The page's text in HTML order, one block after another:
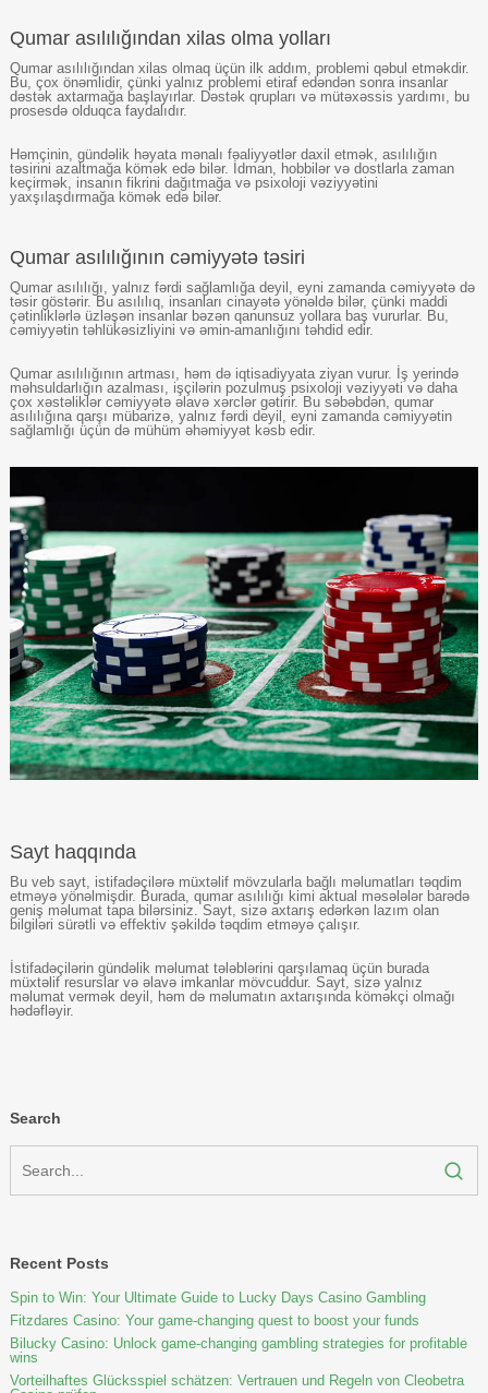
Qumar asılılığından xilas olma yolları
Qumar asılılığından xilas olmaq üçün ilk addım, problemi qəbul etməkdir.
Bu, çox önəmlidir, çünki yalnız problemi etiraf edəndən sonra insanlar
dəstək axtarmağa başlayırlar. Dəstək qrupları və mütəxəssis yardımı, bu
prosesdə olduqca faydalıdır.
Həmçinin, gündəlik həyata mənalı fəaliyyətlər daxil etmək, asılılığın
təsirini azaltmağa kömək edə bilər. İdman, hobbilər və dostlarla zaman
keçirmək, insanın fikrini dağıtmağa və psixoloji vəziyyətini
yaxşılaşdırmağa kömək edə bilər.
Qumar asılılığının cəmiyyətə təsiri
Qumar asılılığı, yalnız fərdi sağlamlığa deyil, eyni zamanda cəmiyyətə də
təsir göstərir. Bu asılılıq, insanları cinayətə yönəldə bilər, çünki maddi
çətinliklərlə üzləşən insanlar bəzən qanunsuz yollara baş vururlar. Bu,
cəmiyyətin təhlükəsizliyini və əmin-amanlığını təhdid edir.
Qumar asılılığının artması, həm də iqtisadiyyata ziyan vurur. İş yerində
məhsuldarlığın azalması, işçilərin pozulmuş psixoloji vəziyyəti və daha
çox xəstəliklər cəmiyyətə əlavə xərclər gətirir. Bu səbəbdən, qumar
asılılığına qarşı mübarizə, yalnız fərdi deyil, eyni zamanda cəmiyyətin
sağlamlığı üçün də mühüm əhəmiyyət kəsb edir.
Sayt haqqında
Bu veb sayt, istifadəçilərə müxtəlif mövzularla bağlı məlumatları təqdim
etməyə yönəlmişdir. Burada, qumar asılılığı kimi aktual məsələlər barədə
geniş məlumat tapa bilərsiniz. Sayt, sizə axtarış edərkən lazım olan
bilgiləri sürətli və effektiv şəkildə təqdim etməyə çalışır.
İstifadəçilərin gündəlik məlumat tələblərini qarşılamaq üçün burada
müxtəlif resurslar və əlavə imkanlar mövcuddur. Sayt, sizə yalnız
məlumat vermək deyil, həm də məlumatın axtarışında köməkçi olmağı
hədəfləyir.
Search
Recent Posts
Spin to Win: Your Ultimate Guide to Lucky Days Casino Gambling
Fitzdares Casino: Your game-changing quest to boost your funds
Bilucky Casino: Unlock game-changing gambling strategies for profitable
wins
Vorteilhaftes Glücksspiel schätzen: Vertrauen und Regeln von Cleobetra